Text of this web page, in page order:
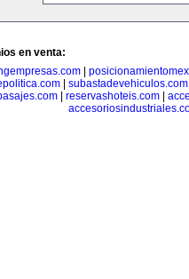
en venta:
| subastadevehiculos.com
reservashoteis.com